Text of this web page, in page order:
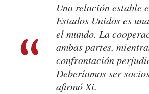
Una relación estable
Estados Unidos es
el mundo. La
ambas partes,
confrontación
Deberíamos ser
afirmó Xi.